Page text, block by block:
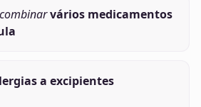
vários medicamentos
a excipientes